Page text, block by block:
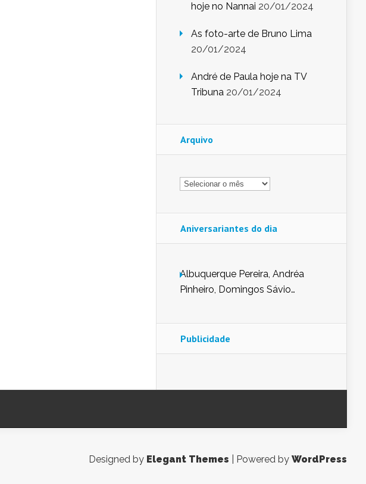
hoje no Nannai 20/01/2024
As foto-arte de Bruno Lima
20/01/2024
André de Paula hoje na TV
Tribuna 20/01/2024
Arquivo
Arquivo
Aniversariantes do dia
Albuquerque Pereira, Andréa
Pinheiro, Domingos Sávio
Nunes de Sena, Fátima Peixoto,
Glória Pereira, Kátia Mesel,
Publicidade
Designed by Elegant Themes | Powered by WordPress